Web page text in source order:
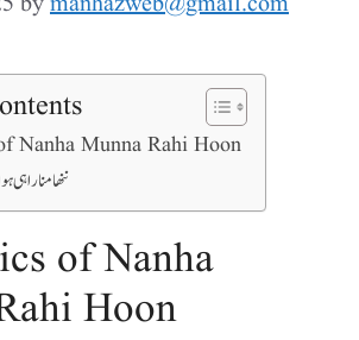
Nanha Munna Rahi Hoon
ننھا منا
of Nanha
Hoon